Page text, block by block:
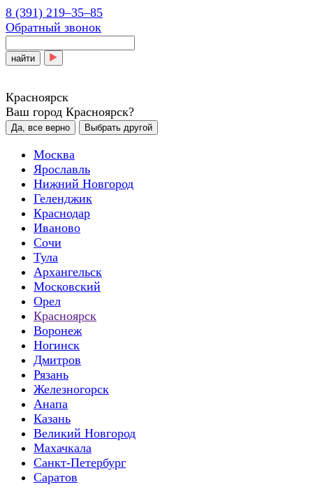
8 (391) 219‒35‒85
Обратный звонок
найти
Красноярск
Ваш город Красноярск?
Да, все верно Выбрать другой
Москва
Ярославль
Нижний Новгород
Геленджик
Краснодар
Иваново
Сочи
Тула
Архангельск
Московский
Орел
Красноярск
Воронеж
Ногинск
Дмитров
Рязань
Железногорск
Анапа
Казань
Великий Новгород
Махачкала
Санкт-Петербург
Саратов